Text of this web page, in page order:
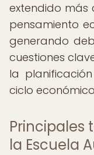
extendido más
pensamiento
generando
cuestiones
la
ciclo
Principales
la Escuela